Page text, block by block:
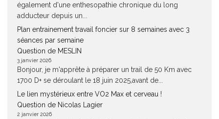
également d'une enthesopathie chronique du long
adducteur depuis un...
Plan entrainement travail foncier sur 8 semaines avec 3
séances par semaine
Question de MESLIN
3 janvier 2026
Bonjour, je m'apprête à préparer un trail de 50 Km avec
1700 D+ se déroulant le 18 juin 2025,avant de...
Le lien mystérieux entre VO2 Max et cerveau !
Question de Nicolas Lagier
2 janvier 2026